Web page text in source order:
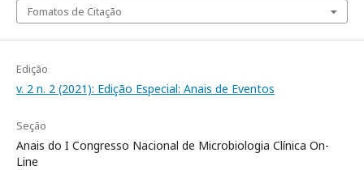
Fomatos de Citação
Edição
v. 2 n. 2 (2021): Edição Especial: Anais de Eventos
Seção
Anais do I Congresso Nacional de Microbiologia Clínica On-
Line